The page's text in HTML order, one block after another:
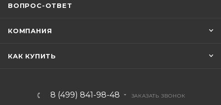
ВОПРОС-ОТВЕТ
КОМПАНИЯ
КАК КУПИТЬ
8 (499) 841-98-48 ЗАКАЗАТЬ ЗВОНОК